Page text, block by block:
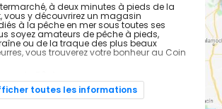
à deux minutes à pieds de la
vous y découvrirez un magasin
à la pêche en mer sous toutes ses
soyez amateurs de pêche à pieds,
ou de la traque des plus beaux
vous trouverez votre bonheur au Coin
de matériels afin de s’équiper pour toutes
toutes les informations